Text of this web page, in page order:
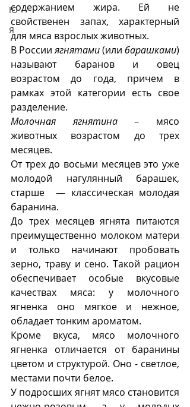
Ю
Я
содержанием жира. Ей не
свойственен запах, характерный
для мяса взрослых животных.
В России ягнятами (или барашками)
называют баранов и овец
возрастом до года, причем в
рамках этой категории есть свое
разделение.
Молочная ягнятина – мясо
животных возрастом до трех
месяцев.
От трех до восьми месяцев это уже
молодой нагулянный барашек,
старше  — классическая молодая
баранина.
До трех месяцев ягнята питаются
преимущественно молоком матери
и только начинают пробовать
зерно, траву и сено. Такой рацион
обеспечивает особые вкусовые
качествах мяса: у молочного
ягненка оно мягкое и нежное,
обладает тонким ароматом.
Кроме вкуса, мясо молочного
ягненка отличается от баранины
цветом и структурой. Оно - светлое,
местами почти белое.
У подросших ягнят мясо становится